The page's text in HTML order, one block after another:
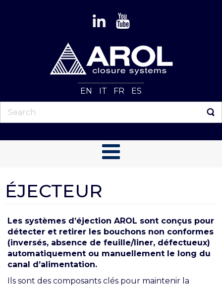
EN IT FR ES
ÉJECTEUR
Les systèmes d’éjection AROL sont conçus pour
détecter et retirer les bouchons non conformes
(inversés, absence de feuille/liner, défectueux)
automatiquement ou manuellement le long du
canal d’alimentation.
Ils sont des composants clés pour maintenir la